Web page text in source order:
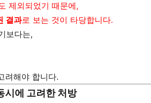
제외되었기 때문에,
결과로 보는 것이 타당합니다.
보다는,
려해야 합니다.
시에 고려한 처방